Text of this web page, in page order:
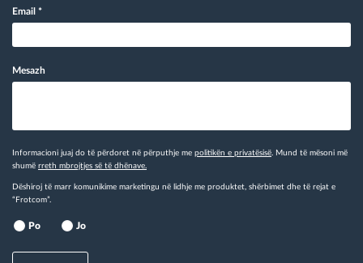
Email *
Mesazh
Informacioni juaj do të përdoret në përputhje me politikën e privatësisë. Mund të mësoni më
shumë rreth mbrojtjes së të dhënave.
Dëshiroj të marr komunikime marketingu në lidhje me produktet, shërbimet dhe të rejat e
“Frotcom”.
Po Jo